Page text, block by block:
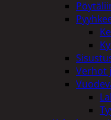
Verhot